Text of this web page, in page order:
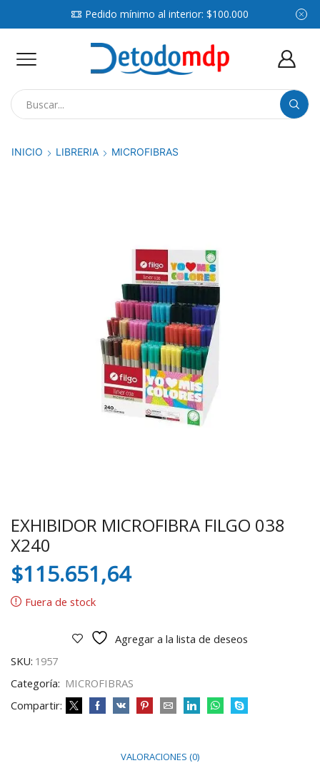
Pedido mínimo al interior: $100.000
INICIO LIBRERIA MICROFIBRAS
EXHIBIDOR MICROFIBRA FILGO 038
X240
$115.651,64
Fuera de stock
Agregar a la lista de deseos
SKU: 1957
Categoría: MICROFIBRAS
Compartir:
VALORACIONES (0)